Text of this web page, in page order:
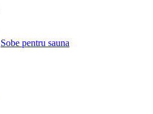
Sobe pentru sauna